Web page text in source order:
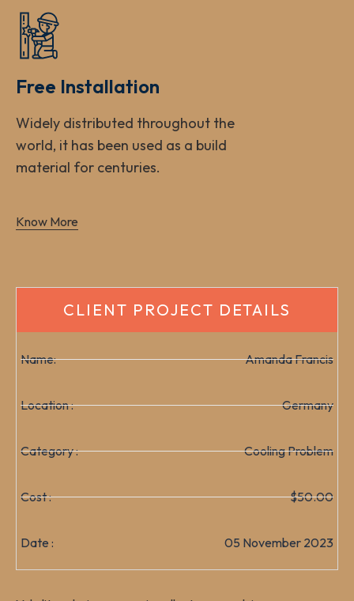
Free Installation
Widely distributed throughout the
world, it has been used as a build
material for centuries.
Know More
CLIENT PROJECT DETAILS
Name: Amanda Francis
Location : Germany
Category : Cooling Problem
Cost : $50.00
Date : 05 November 2023